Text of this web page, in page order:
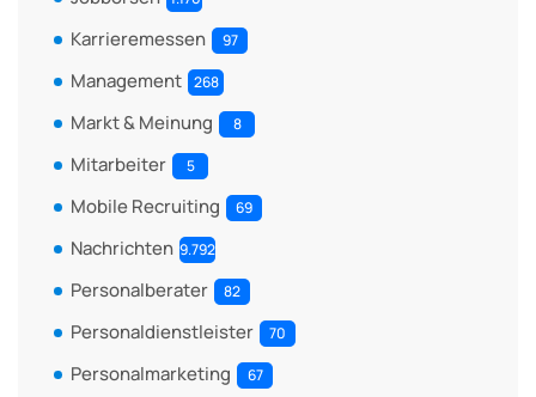
Karrieremessen 97
Management 268
Markt & Meinung 8
Mitarbeiter 5
Mobile Recruiting 69
Nachrichten 9.792
Personalberater 82
Personaldienstleister 70
Personalmarketing 67